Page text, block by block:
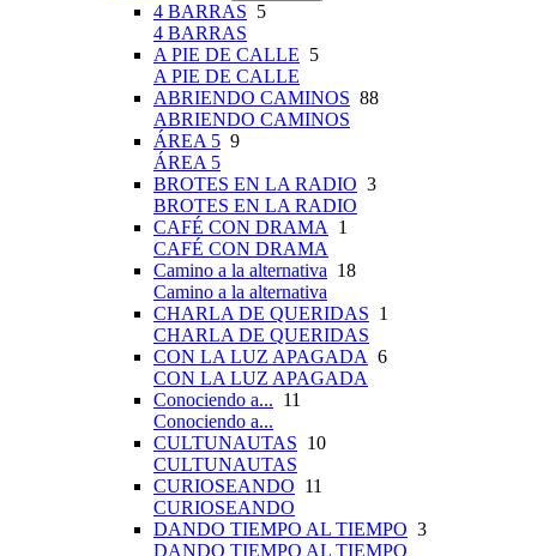
4 BARRAS 5
4 BARRAS
A PIE DE CALLE 5
A PIE DE CALLE
ABRIENDO CAMINOS 88
ABRIENDO CAMINOS
ÁREA 5 9
ÁREA 5
BROTES EN LA RADIO 3
BROTES EN LA RADIO
CAFÉ CON DRAMA
1
CAFÉ CON DRAMA
Camino a la alternativa 18
Camino a la alternativa
CHARLA DE QUERIDAS 1
CHARLA DE QUERIDAS
CON LA LUZ APAGADA 6
CON LA LUZ APAGADA
Conociendo a... 11
Conociendo a...
CULTUNAUTAS 10
CULTUNAUTAS
CURIOSEANDO 11
CURIOSEANDO
DANDO TIEMPO AL TIEMPO 3
DANDO TIEMPO AL TIEMPO